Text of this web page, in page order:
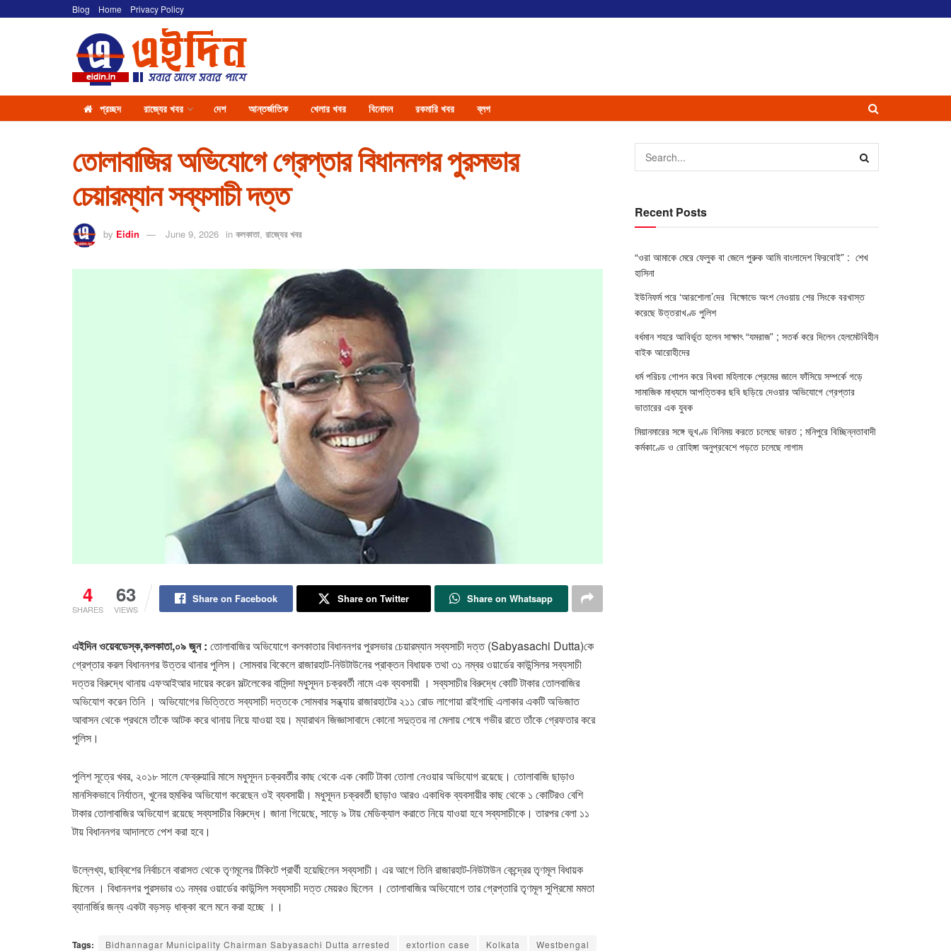
Blog Home Privacy Policy
প্রচ্ছদ রাজ্যের খবর দেশ আন্তর্জাতিক খেলার খবর বিনোদন রকমারি খবর ব্লগ
তোলাবাজির অভিযোগে গ্রেপ্তার বিধাননগর পুরসভার
চেয়ারম্যান সব্যসাচী দত্ত
by Eidin June 9, 2026 in কলকাতা, রাজ্যের খবর
4
SHARES
63
VIEWS
Share on Facebook Share on Twitter Share on Whatsapp
এইদিন ওয়েবডেস্ক,কলকাতা,০৯ জুন : তোলাবাজির অভিযোগে কলকাতার বিধাননগর পুরসভার চেয়ারম্যান সব্যসাচী দত্ত (Sabyasachi Dutta)কে
গ্রেপ্তার করল বিধাননগর উত্তর থানার পুলিস। সোমবার বিকেলে রাজারহাট-নিউটাউনের প্রাক্তন বিধায়ক তথা ৩১ নম্বর ওয়ার্ডের কাউন্সিলর সব্যসাচী
দত্তর বিরুদ্ধে থানায় এফআইআর দায়ের করেন সল্টলেকের বাসিন্দা মধুসূদন চক্রবর্তী নামে এক ব্যবসায়ী । সব্যসাচীর বিরুদ্ধে কোটি টাকার তোলবাজির
অভিযোগ করেন তিনি । অভিযোগের ভিত্তিতে সব্যসাচী দত্তকে সোমবার সন্ধ্যায় রাজারহাটের ২১১ রোড লাগোয়া রাইগাছি এলাকার একটি অভিজাত
আবাসন থেকে প্রথমে তাঁকে আটক করে থানায় নিয়ে যাওয়া হয়। ম্যারাথন জিজ্ঞাসাবাদে কোনো সদুত্তর না মেলায় শেষে গভীর রাতে তাঁকে গ্রেফতার করে
পুলিস।
পুলিশ সূত্রে খবর, ২০১৮ সালে ফেব্রুয়ারি মাসে মধুসূদন চক্রবর্তীর কাছ থেকে এক কোটি টাকা তোলা নেওয়ার অভিযোগ রয়েছে। তোলাবাজি ছাড়াও
মানসিকভাবে নির্যাতন, খুনের হুমকির অভিযোগ করেছেন ওই ব্যবসায়ী। মধুসূদন চক্রবর্তী ছাড়াও আরও একাধিক ব্যবসায়ীর কাছ থেকে ১ কোটিরও বেশি
টাকার তোলাবাজির অভিযোগ রয়েছে সব্যসাচীর বিরুদ্ধে। জানা গিয়েছে, সাড়ে ৯ টায় মেডিক্যাল করাতে নিয়ে যাওয়া হবে সব্যসাচীকে। তারপর বেলা ১১
টায় বিধাননগর আদালতে পেশ করা হবে।
উল্লেখ্য, ছাব্বিশের নির্বাচনে বারাসত থেকে তৃণমূলের টিকিটে প্রার্থী হয়েছিলেন সব্যসাচী। এর আগে তিনি রাজারহাট-নিউটাউন কেন্দ্রের তৃণমূল বিধায়ক
ছিলেন । বিধাননগর পুরসভার ৩১ নম্বর ওয়ার্ডের কাউন্সিল সব্যসাচী দত্ত মেয়রও ছিলেন । তোলাবাজির অভিযোগে তার গ্রেপ্তারি তৃণমূল সুপ্রিমো মমতা
ব্যানার্জির জন্য একটা বড়সড় ধাক্কা বলে মনে করা হচ্ছে ।।
Tags: Bidhannagar Municipality Chairman Sabyasachi Dutta arrested extortion case Kolkata Westbengal
Recent Posts
“ওরা আমাকে মেরে ফেলুক বা জেলে পুরুক আমি বাংলাদেশ ফিরবোই” : শেখ
হাসিনা
ইউনিফর্ম পরে ‘আরশোলা’দের বিক্ষোভে অংশ নেওয়ায় শের সিংকে বরখাস্ত
করেছে উত্তরাখণ্ড পুলিশ
বর্ধমান শহরে আবির্ভূত হলেন সাক্ষাৎ “যমরাজ” ; সতর্ক করে দিলেন হেলমেটবিহীন
বাইক আরোহীদের
ধর্ম পরিচয় গোপন করে বিধবা মহিলাকে প্রেমের জালে ফাঁসিয়ে সম্পর্কে গড়ে
সামাজিক মাধ্যমে আপত্তিকর ছবি ছড়িয়ে দেওয়ার অভিযোগে গ্রেপ্তার
ভাতারের এক যুবক
মিয়ানমারের সঙ্গে ভূখণ্ড বিনিময় করতে চলেছে ভারত ; মনিপুরে বিচ্ছিন্নতাবাদী
কর্মকাণ্ডে ও রোহিঙ্গা অনুপ্রবেশে পড়তে চলেছে লাগাম